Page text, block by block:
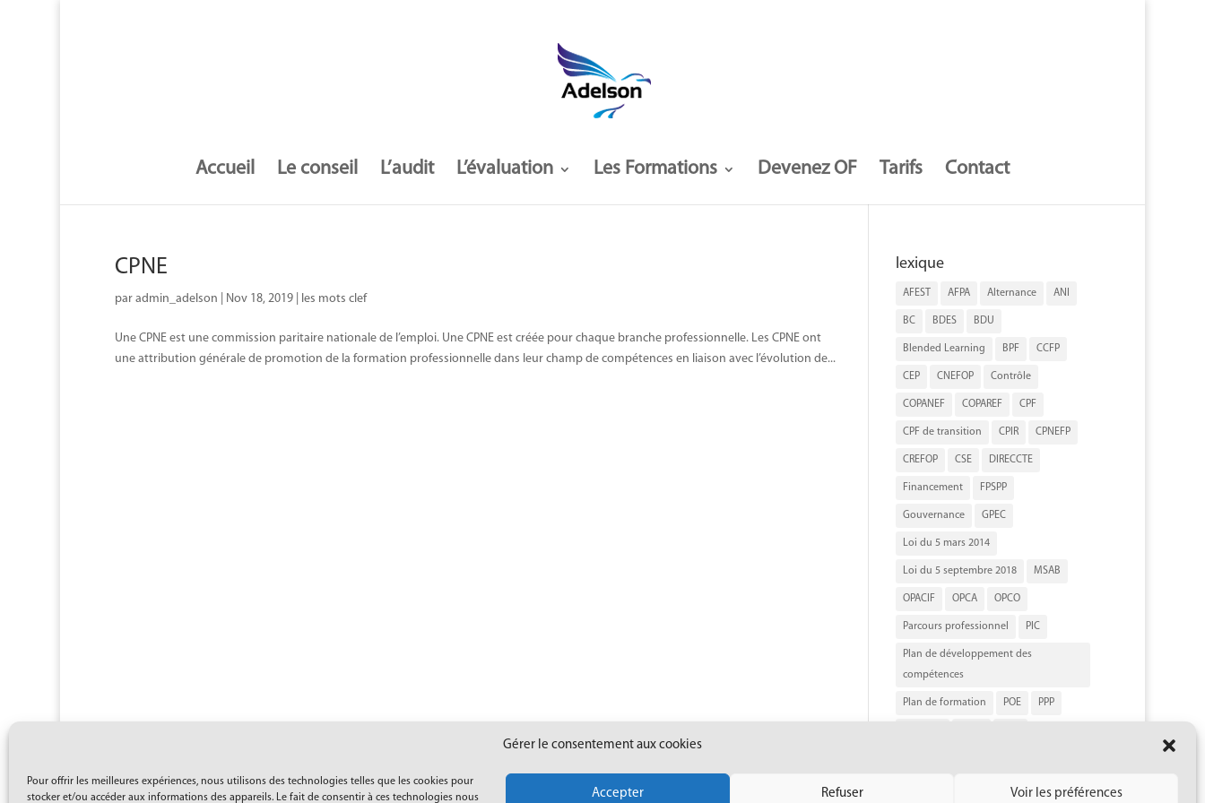
Gérer le consentement aux cookies
Pour offrir les meilleures expériences, nous utilisons des technologies telles que les cookies pour
stocker et/ou accéder aux informations des appareils. Le fait de consentir à ces technologies nous
Accepter Refuser Voir les préférences
Accueil Le conseil L’audit L’évaluation Les Formations Devenez OF Tarifs Contact
CPNE
par admin_adelson Nov 18, 2019| les mots clef
Une CPNE est une commission paritaire nationale de l’emploi. Une CPNE est créée pour chaque branche professionnelle. Les CPNE ont
une attribution générale de promotion de la formation professionnelle dans leur champ de compétences en liaison avec l’évolution de...
lexique
AFEST AFPA Alternance ANI
BC BDES BDU
Blended Learning BPF CCFP
CEP CNEFOP Contrôle
COPANEF COPAREF CPF
CPF de transition CPIR CPNEFP
CREFOP CSE DIRECCTE
Financement FPSPP
Gouvernance GPEC
Loi du 5 mars 2014
Loi du 5 septembre 2018 MSAB
OPACIF OPCA OPCO
Parcours professionnel PIC
Plan de développement des
compétences
Plan de formation POE PPP